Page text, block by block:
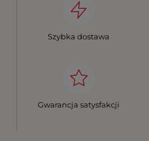
Szybka dostawa
Gwarancja satysfakcji